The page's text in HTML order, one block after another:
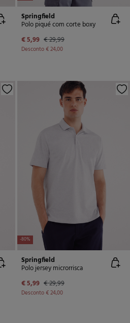
Springfield
Polo piqué com corte boxy
€ 5,99 € 29,99
Desconto€ 24,00
-80%
Springfield
Polo jersey microrrisca
€ 5,99 € 29,99
Desconto€ 24,00